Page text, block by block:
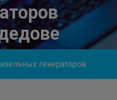
генераторов